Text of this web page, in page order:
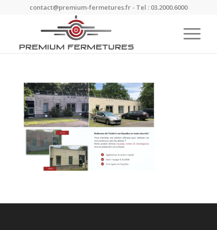
contact@premium-fermetures.fr - Tel : 03.2000.6000